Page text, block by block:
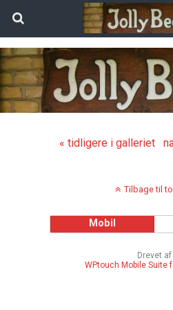
« tidligere i galleriet
Tilbage til
Mobil
Drevet af
WPtouch Mobile Suite